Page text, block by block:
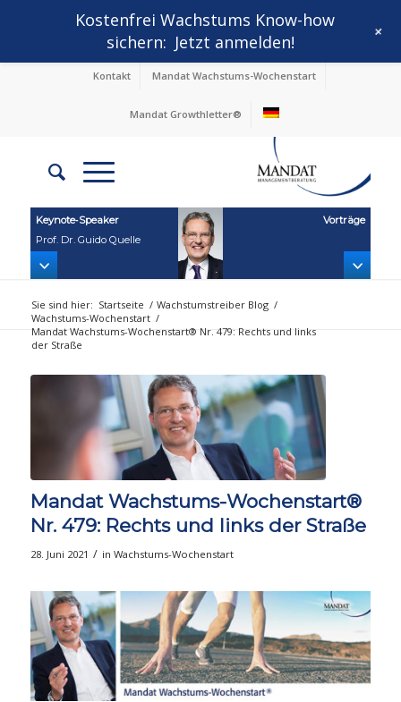
Kontakt Mandat Wachstums-Wochenstart
Mandat Growthletter®
Keynote‑Speaker
Prof. Dr. Guido Quelle
Vorträge
Sie sind hier: Startseite / Wachstumstreiber Blog /
Wachstums-Wochenstart /
Mandat Wachstums-Wochenstart® Nr. 479: Rechts und links
der Straße
Mandat Wachstums-Wochenstart®
Nr. 479: Rechts und links der Straße
28. Juni 2021 / in Wachstums-Wochenstart
Kostenfrei Wachstums Know-how
sichern: Jetzt anmelden! +